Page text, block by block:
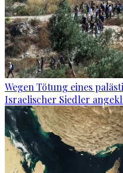
Wegen Tötung eines
Israelischer Siedler